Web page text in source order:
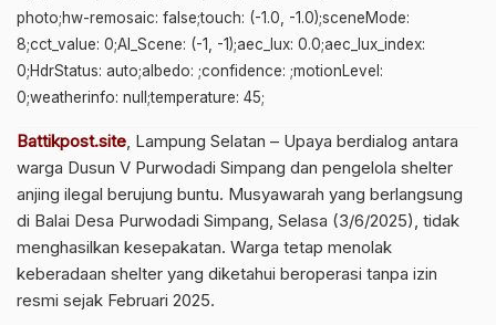
photo;hw-remosaic: false;touch: (-1.0, -1.0);sceneMode:
8;cct_value: 0;AI_Scene: (-1, -1);aec_lux: 0.0;aec_lux_index:
0;HdrStatus: auto;albedo: ;confidence: ;motionLevel:
0;weatherinfo: null;temperature: 45;
Battikpost.site , Lampung Selatan – Upaya berdialog antara
warga Dusun V Purwodadi Simpang dan pengelola shelter
anjing ilegal berujung buntu. Musyawarah yang berlangsung
di Balai Desa Purwodadi Simpang, Selasa (3/6/2025), tidak
menghasilkan kesepakatan. Warga tetap menolak
keberadaan shelter yang diketahui beroperasi tanpa izin
resmi sejak Februari 2025.